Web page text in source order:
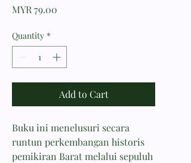
MYR 79.00
Quantity *
Add to Cart
Buku ini menelusuri secara
runtun perkembangan historis
pemikiran Barat melalui sepuluh